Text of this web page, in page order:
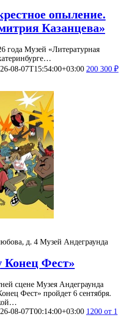
опыление.
Казанцева»
года Музей «Литературная
08-07T15:54:00+03:00 200 300 ₽
д. 4 Музей Андеграунда
Конец Фест»
сцене Музея Андеграунда
Фест» пройдет 6 сентября.
08-07T00:14:00+03:00 1200 от 1